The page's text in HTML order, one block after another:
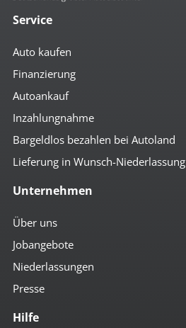
Service
Auto kaufen
Finanzierung
Autoankauf
Inzahlungnahme
Bargeldlos bezahlen bei Autoland
Lieferung in Wunsch-Niederlassung
Unternehmen
Über uns
Jobangebote
Niederlassungen
Presse
Hilfe